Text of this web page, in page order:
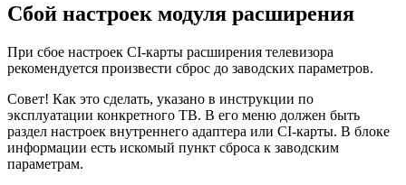
Сбой настроек модуля расширения
При сбое настроек CI-карты расширения телевизора
рекомендуется произвести сброс до заводских параметров.
Совет! Как это сделать, указано в инструкции по
эксплуатации конкретного ТВ. В его меню должен быть
раздел настроек внутреннего адаптера или CI-карты. В блоке
информации есть искомый пункт сброса к заводским
параметрам.